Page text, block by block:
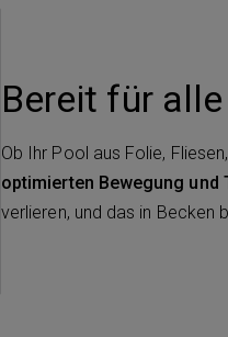
Bereit für
Ob Ihr Pool aus Folie,
optimierten Bewegung und
verlieren, und das in Becken